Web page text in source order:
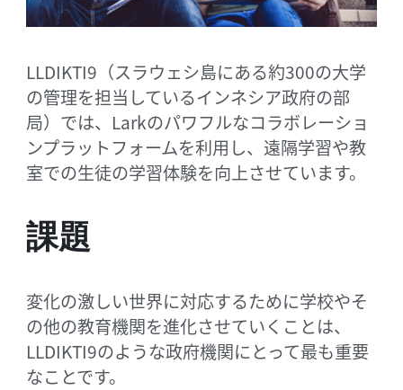
LLDIKTI9（スラウェシ島にある約300の大学
の管理を担当しているインネシア政府の部
局）では、Larkのパワフルなコラボレーショ
ンプラットフォームを利用し、遠隔学習や教
室での生徒の学習体験を向上させています。
課題
変化の激しい世界に対応するために学校やそ
の他の教育機関を進化させていくことは、
LLDIKTI9のような政府機関にとって最も重要
なことです。